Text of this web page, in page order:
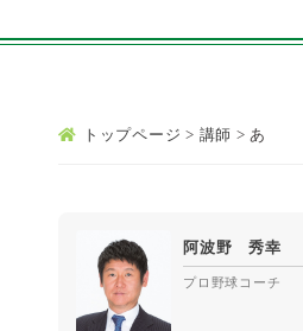
トップページ > 講師 >あ
阿波野 秀幸
プロ野球コーチ